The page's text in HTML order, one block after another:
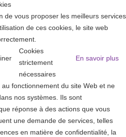
de vous proposer les meilleurs services
de ces cookies, le site web
En savoir plus
Cookies
strictement
nécessaires
fonctionnement du site Web et ne
nos systèmes. Ils sont
réponse à des actions que vous
une demande de services, telles
en matière de confidentialité, la